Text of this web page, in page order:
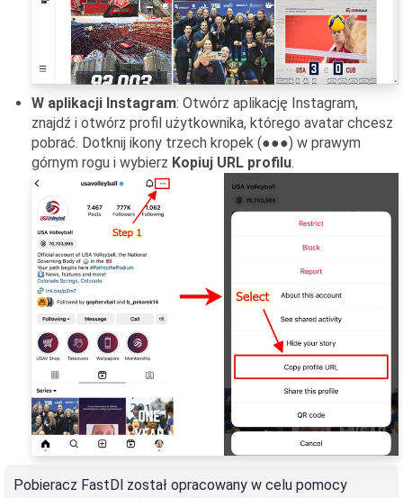
W aplikacji Instagram: Otwórz aplikację Instagram,
znajdź i otwórz profil użytkownika, którego avatar chcesz
pobrać. Dotknij ikony trzech kropek (●●●) w prawym
górnym rogu i wybierz Kopiuj URL profilu.
Pobieracz FastDl został opracowany w celu pomocy